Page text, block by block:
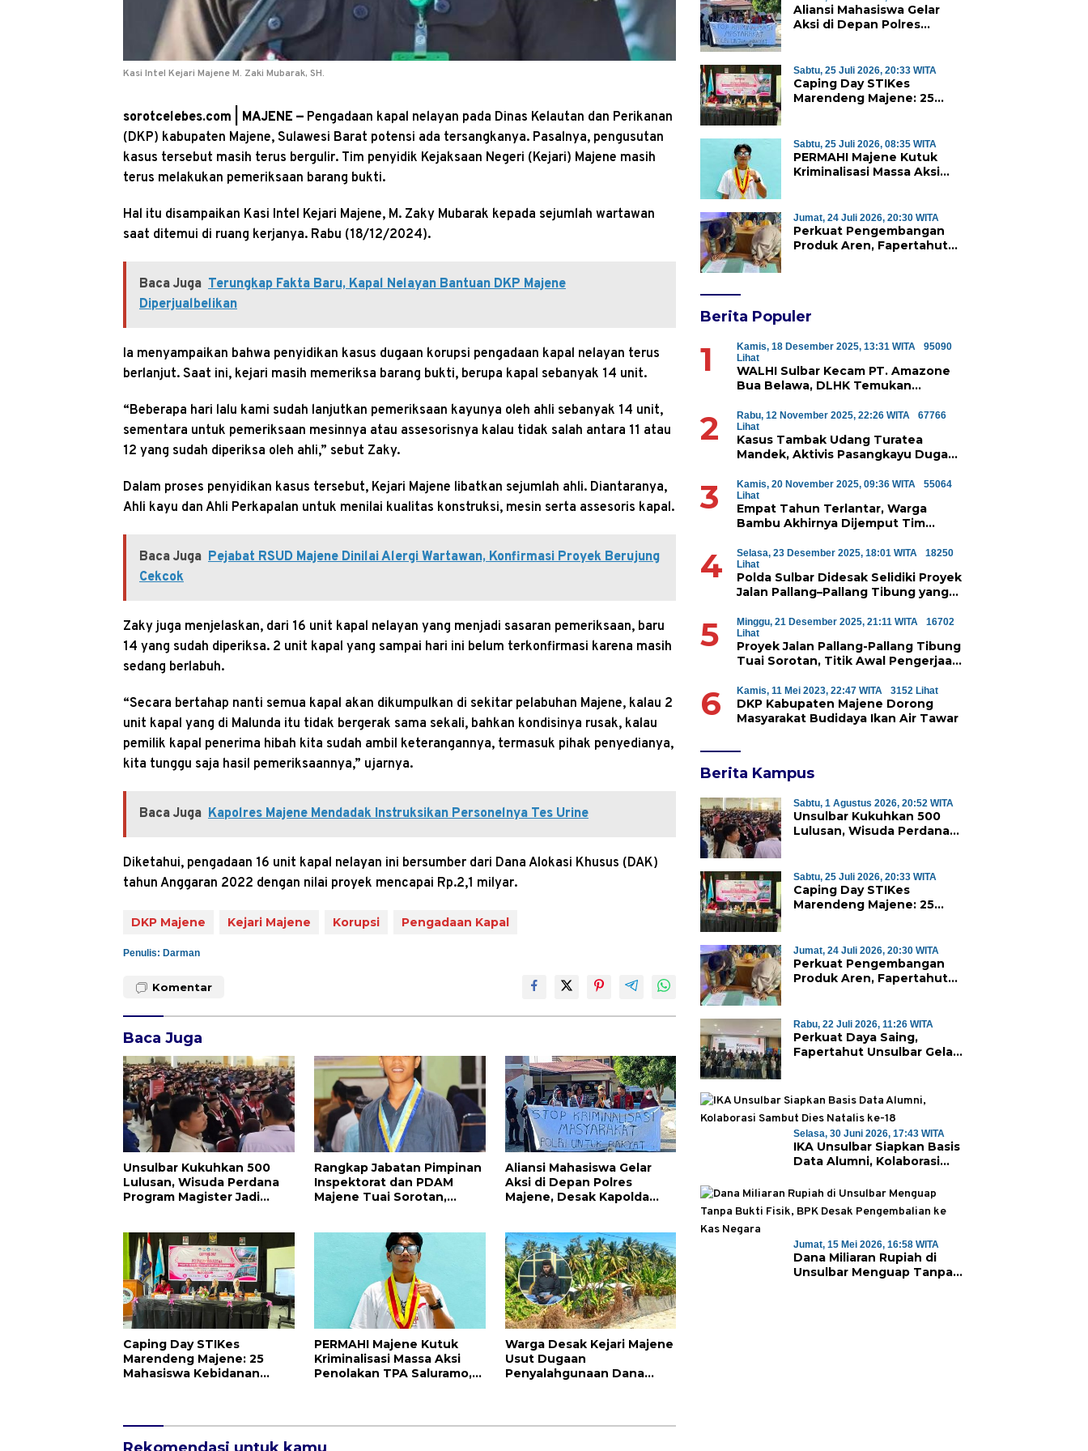
Kasi Intel Kejari Majene M. Zaki Mubarak, SH.
sorotcelebes.com | MAJENE — Pengadaan kapal nelayan pada Dinas Kelautan dan Perikanan
(DKP) kabupaten Majene, Sulawesi Barat potensi ada tersangkanya. Pasalnya, pengusutan
kasus tersebut masih terus bergulir. Tim penyidik Kejaksaan Negeri (Kejari) Majene masih
terus melakukan pemeriksaan barang bukti.
Hal itu disampaikan Kasi Intel Kejari Majene, M. Zaky Mubarak kepada sejumlah wartawan
saat ditemui di ruang kerjanya. Rabu (18/12/2024).
Baca Juga Terungkap Fakta Baru, Kapal Nelayan Bantuan DKP Majene
Diperjualbelikan
Ia menyampaikan bahwa penyidikan kasus dugaan korupsi pengadaan kapal nelayan terus
berlanjut. Saat ini, kejari masih memeriksa barang bukti, berupa kapal sebanyak 14 unit.
“Beberapa hari lalu kami sudah lanjutkan pemeriksaan kayunya oleh ahli sebanyak 14 unit,
sementara untuk pemeriksaan mesinnya atau assesorisnya kalau tidak salah antara 11 atau
12 yang sudah diperiksa oleh ahli,” sebut Zaky.
Dalam proses penyidikan kasus tersebut, Kejari Majene libatkan sejumlah ahli. Diantaranya,
Ahli kayu dan Ahli Perkapalan untuk menilai kualitas konstruksi, mesin serta assesoris kapal.
Baca Juga Pejabat RSUD Majene Dinilai Alergi Wartawan, Konfirmasi Proyek Berujung
Cekcok
Zaky juga menjelaskan, dari 16 unit kapal nelayan yang menjadi sasaran pemeriksaan, baru
14 yang sudah diperiksa. 2 unit kapal yang sampai hari ini belum terkonfirmasi karena masih
sedang berlabuh.
“Secara bertahap nanti semua kapal akan dikumpulkan di sekitar pelabuhan Majene, kalau 2
unit kapal yang di Malunda itu tidak bergerak sama sekali, bahkan kondisinya rusak, kalau
pemilik kapal penerima hibah kita sudah ambil keterangannya, termasuk pihak penyedianya,
kita tunggu saja hasil pemeriksaannya,” ujarnya.
Baca Juga Kapolres Majene Mendadak Instruksikan Personelnya Tes Urine
Diketahui, pengadaan 16 unit kapal nelayan ini bersumber dari Dana Alokasi Khusus (DAK)
tahun Anggaran 2022 dengan nilai proyek mencapai Rp.2,1 milyar.
DKP Majene Kejari Majene Korupsi Pengadaan Kapal
Penulis: Darman
Komentar
Baca Juga
Unsulbar Kukuhkan 500
Lulusan, Wisuda Perdana
Program Magister Jadi
Rangkap Jabatan Pimpinan
Inspektorat dan PDAM
Majene Tuai Sorotan,
Aliansi Mahasiswa Gelar
Aksi di Depan Polres
Majene, Desak Kapolda
Caping Day STIKes
Marendeng Majene: 25
Mahasiswa Kebidanan
PERMAHI Majene Kutuk
Kriminalisasi Massa Aksi
Penolakan TPA Saluramo,
Warga Desak Kejari Majene
Usut Dugaan
Penyalahgunaan Dana
Aliansi Mahasiswa Gelar
Aksi di Depan Polres
Mamasa
Sabtu, 25 Juli 2026, 20:33 WITA
Caping Day STIKes
Marendeng Majene: 25
Klinik Perdana
Sabtu, 25 Juli 2026, 08:35 WITA
PERMAHI Majene Kutuk
Kriminalisasi Massa Aksi
Bebaskan Dua Warga yang
Ditangkap
Jumat, 24 Juli 2026, 20:30 WITA
Perkuat Pengembangan
Produk Aren, Fapertahut
Berita Populer
1 Kamis, 18 Desember 2025, 13:31 WITA
95090
Lihat
WALHI Sulbar Kecam PT. Amazone
Bua Belawa, DLHK Temukan
Perumahan di Majene
2 Rabu, 12 November 2025, 22:26 WITA
67766
Lihat
Kasus Tambak Udang Turatea
Mandek, Aktivis Pasangkayu Duga
Penyerobotan Hutan Lindung
3 Kamis, 20 November 2025, 09:36 WITA
55064
Lihat
Empat Tahun Terlantar, Warga
Bambu Akhirnya Dijemput Tim
4 Selasa, 23 Desember 2025, 18:01 WITA
18250
Lihat
Polda Sulbar Didesak Selidiki Proyek
Jalan Pallang–Pallang Tibung yang
5 Minggu, 21 Desember 2025, 21:11 WITA
16702
Lihat
Proyek Jalan Pallang-Pallang Tibung
Tuai Sorotan, Titik Awal Pengerjaan
6 Kamis, 11 Mei 2023, 22:47 WITA 3152 Lihat
DKP Kabupaten Majene Dorong
Masyarakat Budidaya Ikan Air Tawar
Berita Kampus
Sabtu, 1 Agustus 2026, 20:52 WITA
Unsulbar Kukuhkan 500
Lulusan, Wisuda Perdana
Sabtu, 25 Juli 2026, 20:33 WITA
Caping Day STIKes
Marendeng Majene: 25
Klinik Perdana
Jumat, 24 Juli 2026, 20:30 WITA
Perkuat Pengembangan
Produk Aren, Fapertahut
Desa Saragian
Rabu, 22 Juli 2026, 11:26 WITA
Perkuat Daya Saing,
Fapertahut Unsulbar Gelar
Selasa, 30 Juni 2026, 17:43 WITA
IKA Unsulbar Siapkan Basis
Data Alumni, Kolaborasi
Jumat, 15 Mei 2026, 16:58 WITA
Dana Miliaran Rupiah di
Unsulbar Menguap Tanpa